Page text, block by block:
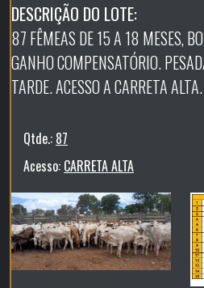
DESCRIÇÃO DO LOTE:
87 FÊMEAS DE 15 A 18 MESES,
GANHO COMPENSATÓRIO.
TARDE. ACESSO A CARRETA ALTA.
Qtde.: 87
Acesso: CARRETA ALTA